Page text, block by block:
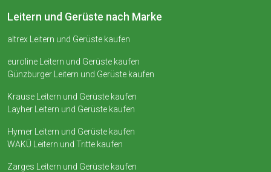
Leitern und Gerüste nach Marke
altrex Leitern und Gerüste kaufen
euroline Leitern und Gerüste kaufen
Günzburger Leitern und Gerüste kaufen
Krause Leitern und Gerüste kaufen
Layher Leitern und Gerüste kaufen
Hymer Leitern und Gerüste kaufen
WAKÜ Leitern und Tritte kaufen
Zarges Leitern und Gerüste kaufen